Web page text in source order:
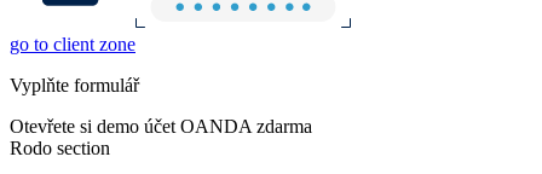
go to client zone
Vyplňte formulář
Otevřete si demo účet OANDA zdarma
Rodo section